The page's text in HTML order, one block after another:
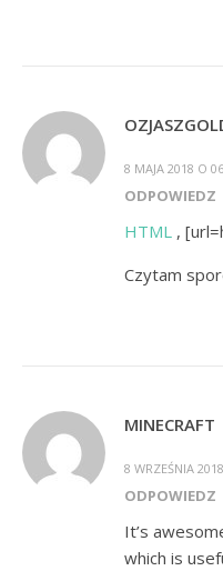
8 MAJA 2018 O
ODPOWIEDZ
HTML ,
Czytam
MINECRAFT
8 WRZEŚNIA
ODPOWIEDZ
It’s
which is